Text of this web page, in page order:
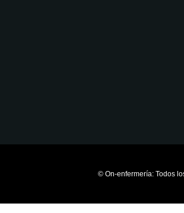
© On-enfermería: Todos